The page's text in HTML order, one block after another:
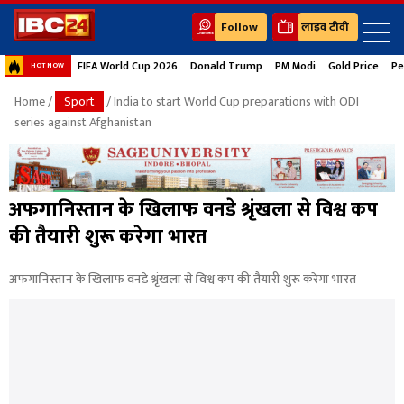
Follow लाइव टीवी
HOT NOW FIFA World Cup 2026 Donald Trump PM Modi Gold Price
Home/ Sport / India to start World Cup preparations with ODI
series against Afghanistan
अफगानिस्तान के खिलाफ वनडे श्रृंखला से विश्व कप
की तैयारी शुरू करेगा भारत
अफगानिस्तान के खिलाफ वनडे श्रृंखला से विश्व कप की तैयारी शुरू करेगा भारत